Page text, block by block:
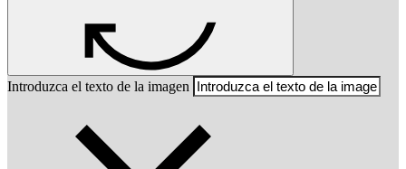
Introduzca el texto de la imagen